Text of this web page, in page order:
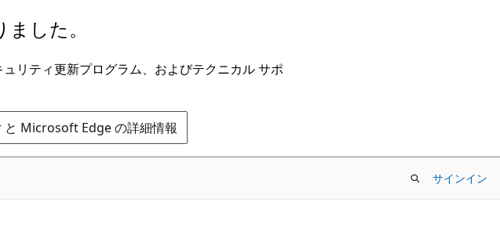
した。
リティ更新プログラム、およびテクニカル サポ
Microsoft Edge の詳細情報
サインイン